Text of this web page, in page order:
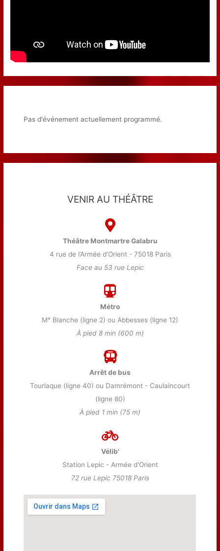
Pas d'événement actuellement programmé.
VENIR AU THÉÂTRE
Théâtre Montmartre Galabru
4 rue de l’Armée d’Orient - 75018 Paris
Face au 53 rue Lepic
Métro
M° Blanche (ligne 2) ou Abbesses (ligne 12)
À pied 8 min (600 m)
Arrêt de bus
Tourlaque (ligne 40) ou Damrémont - Caulaincourt
(ligne 80)
À pied 1 min (75 m)
Vélib'
Station Lepic - Armée d'Orient
72 rue Lepic 75018 Paris